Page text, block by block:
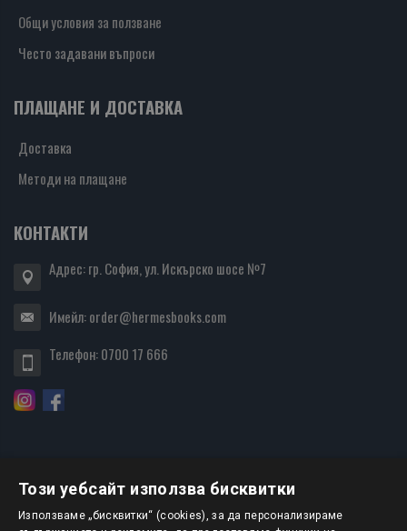
Общи условия за ползване
Често задавани въпроси
ПЛАЩАНЕ И ДОСТАВКА
Доставка
Методи на плащане
КОНТАКТИ
Адрес: гр. София, ул. Искърско шосе №7
Имейл:order@hermesbooks.com
Телефон:0700 17 666
БЮЛЕТИН
Този уебсайт използва бисквитки
Използваме „бисквитки“ (cookies), за да персонализираме